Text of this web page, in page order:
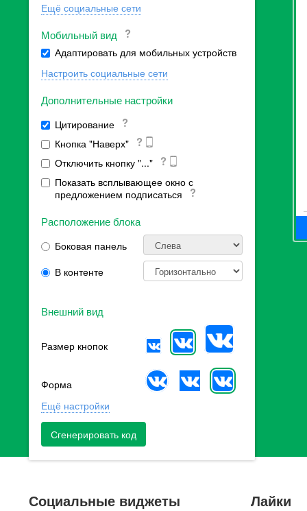
Ещё социальные сети
Мобильный вид
Адаптировать для мобильных устройств
Настроить социальные сети
Дополнительные настройки
Цитирование
Кнопка "Наверх"
Отключить кнопку "..."
Показать всплывающее окно с
предложением подписаться
Расположение блока
Боковая панель
В контенте
Внешний вид
Размер кнопок
Форма
Ещё настройки
Сгенерировать код
Социальные виджеты Лайки